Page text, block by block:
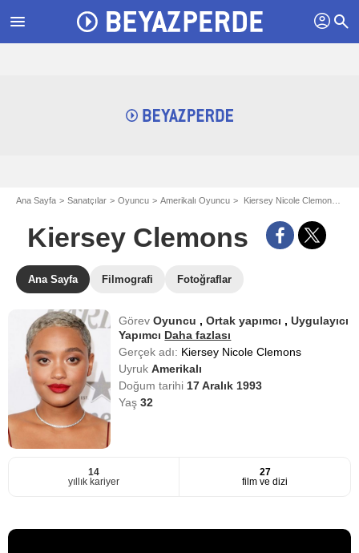
menu profil search
Ana Sayfa Sanatçılar Oyuncu Amerikalı Oyuncu Kiersey Nicole Clemons - aka Kiersey Clemons
Kiersey Clemons
Ana Sayfa Filmografi Fotoğraflar
GörevOyuncu ,Ortak yapımcı ,Uygulayıcı
Yapımcı Daha fazlası
Gerçek adı: Kiersey Nicole Clemons
UyrukAmerikalı
Doğum tarihi 17 Aralık 1993
Yaş32
14
yıllık kariyer
27
film ve dizi